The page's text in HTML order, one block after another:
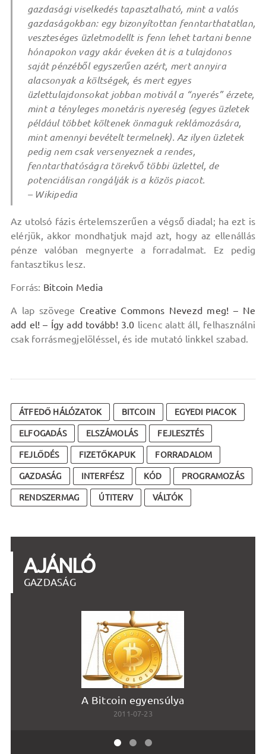
gazdasági viselkedés tapasztalható, mint a valós
gazdaságokban: egy bizonyítottan fenntarthatatlan,
veszteséges üzletmodellt is fenn lehet tartani benne
hónapokon vagy akár éveken át is a tulajdonos
saját pénzéből egyszerűen azért, mert annyira
alacsonyak a költségek, és mert egyes
üzlettulajdonsokat jobban motivál a “nyerés” érzete,
mint a tényleges monetáris nyereség (egyes üzletek
például többet költenek önmaguk reklámozására,
mint amennyi bevételt termelnek). Az ilyen üzletek
pedig nem csak versenyeznek a rendes,
fenntarthatóságra törekvő többi üzlettel, de
potenciálisan rongálják is a közös piacot.
– Wikipedia
Az utolsó fázis értelemszerűen a végső diadal; ha ezt is
elérjük, akkor mondhatjuk majd azt, hogy az ellenállás
pénze valóban megnyerte a forradalmat. Ez pedig
fantasztikus lesz.
Forrás: Bitcoin Media
A lap szövege Creative Commons Nevezd meg! – Ne
add el! – Így add tovább! 3.0 licenc alatt áll, felhasználni
csak forrásmegjelöléssel, és ide mutató linkkel szabad.
ÁTFEDŐ HÁLÓZATOK BITCOIN EGYEDI PIACOK
ELFOGADÁS ELSZÁMOLÁS FEJLESZTÉS
FEJLŐDÉS FIZETŐKAPUK FORRADALOM
GAZDASÁG INTERFÉSZ KÓD PROGRAMOZÁS
RENDSZERMAG ÚTITERV VÁLTÓK
AJÁNLÓ
GAZDASÁG
A Bitcoin egyensúlya
2011-07-23